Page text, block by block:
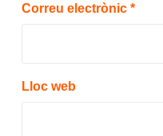
Correu electrònic *
Lloc web